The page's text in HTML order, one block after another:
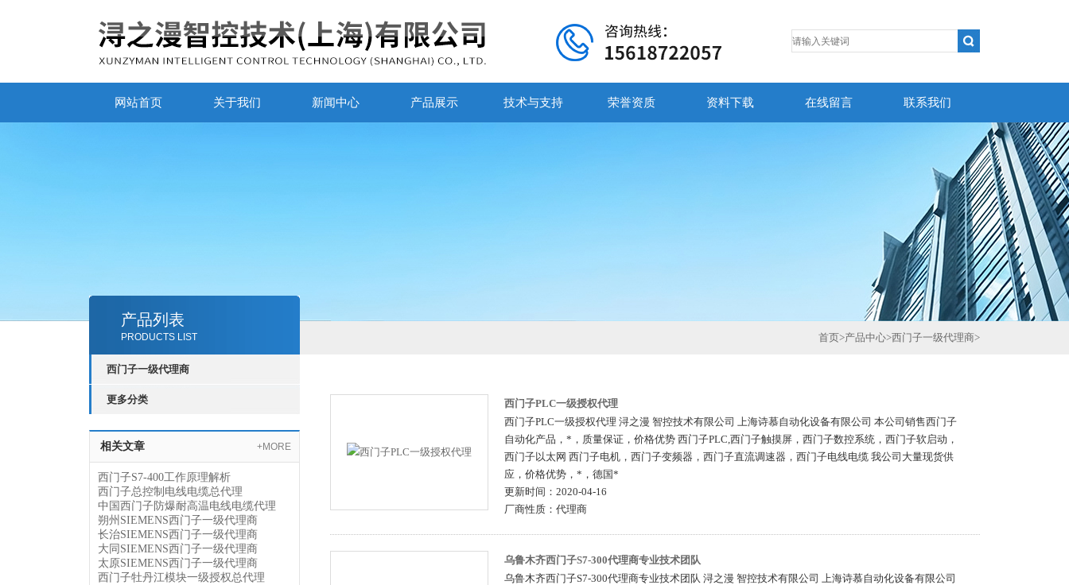
网站首页 关于我们 新闻中心 产品展示 技术与支持 荣誉资质 资料下载 在线留言 联系我们
产品列表
PRODUCTS LIST
西门子一级代理商
更多分类
相关文章 +MORE
西门子S7-400工作原理解析
西门子总控制电线电缆总代理
中国西门子防爆耐高温电线电缆代理
朔州SIEMENS西门子一级代理商
长治SIEMENS西门子一级代理商
大同SIEMENS西门子一级代理商
太原SIEMENS西门子一级代理商
西门子牡丹江模块一级授权总代理
首页>产品中心>西门子一级代理商>
西门子PLC一级授权代理
西门子PLC一级授权代理 浔之漫 智控技术有限公司 上海诗慕自动化设备有限公司 本公司销售西门子
自动化产品，*，质量保证，价格优势 西门子PLC,西门子触摸屏，西门子数控系统，西门子软启动，
西门子以太网 西门子电机，西门子变频器，西门子直流调速器，西门子电线电缆 我公司大量现货供
应，价格优势，*，德国*
更新时间： 2020-04-16
厂商性质： 代理商
乌鲁木齐西门子S7-300代理商专业技术团队
乌鲁木齐西门子S7-300代理商专业技术团队 浔之漫 智控技术有限公司 上海诗慕自动化设备有限公司